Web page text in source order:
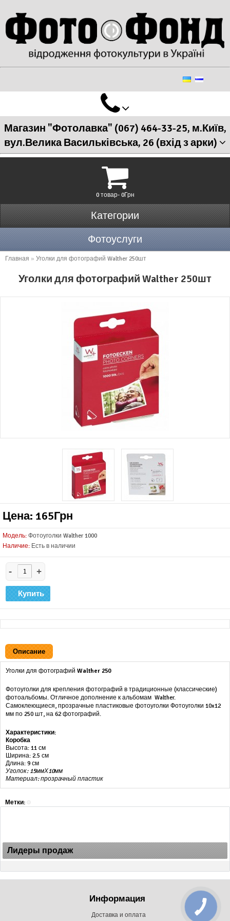
Магазин "Фотолавка" (067) 464-33-25, м.Київ,
вул.Велика Васильківська, 26 (вхід з арки)
0 товар- 0Грн
Категории
Фотоуслуги
Главная » Уголки для фотографий Walther 250шт
Уголки для фотографий Walther 250шт
Цена: 165Грн
Модель: Фотоуголки Walther 1000
Наличие: Есть в наличии
- +
Описание
Уголки для фотографий Walther 250
Фотоуголки для крепления фотографий в традиционные (классические)
фотоальбомы. Отличное дополнение к альбомам Walther.
Самоклеющиеся, прозрачные пластиковые фотоуголки Фотоуголки 10x12
мм по 250 шт, на 62 фотографий.
Характеристики:
Коробка
Высота: 11 см
Ширина: 2.5 см
Длина: 9 см
Уголок: 15ммХ10мм
Материал: прозрачный пластик
Метки:
Лидеры продаж
Информация
Доставка и оплата